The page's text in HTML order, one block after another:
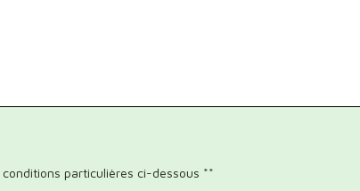
particulières ci-dessous **